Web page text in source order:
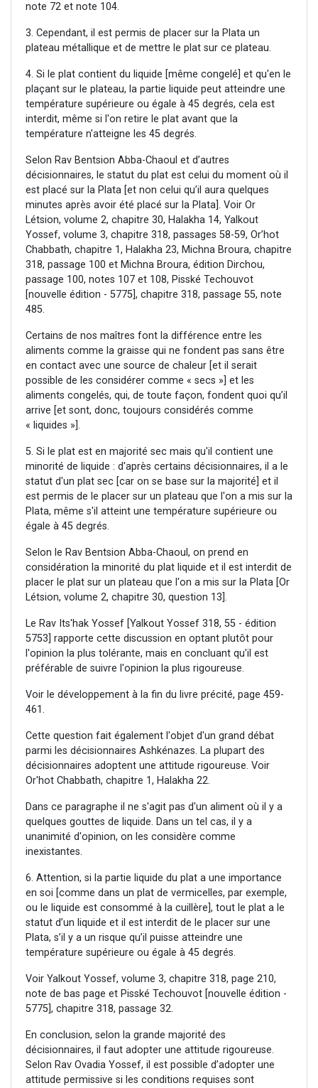
note 72 et note 104.
3. Cependant, il est permis de placer sur la Plata un
plateau métallique et de mettre le plat sur ce plateau.
4. Si le plat contient du liquide [même congelé] et qu'en le
plaçant sur le plateau, la partie liquide peut atteindre une
température supérieure ou égale à 45 degrés, cela est
interdit, même si l'on retire le plat avant que la
température n'atteigne les 45 degrés.
Selon Rav Bentsion Abba-Chaoul et d’autres
décisionnaires, le statut du plat est celui du moment où il
est placé sur la Plata [et non celui qu’il aura quelques
minutes après avoir été placé sur la Plata]. Voir Or
Létsion, volume 2, chapitre 30, Halakha 14, Yalkout
Yossef, volume 3, chapitre 318, passages 58-59, Or’hot
Chabbath, chapitre 1, Halakha 23, Michna Broura, chapitre
318, passage 100 et Michna Broura, édition Dirchou,
passage 100, notes 107 et 108, Pisské Techouvot
[nouvelle édition - 5775], chapitre 318, passage 55, note
485.
Certains de nos maîtres font la différence entre les
aliments comme la graisse qui ne fondent pas sans être
en contact avec une source de chaleur [et il serait
possible de les considérer comme « secs »] et les
aliments congelés, qui, de toute façon, fondent quoi qu’il
arrive [et sont, donc, toujours considérés comme
« liquides »].
5. Si le plat est en majorité sec mais qu'il contient une
minorité de liquide : d'après certains décisionnaires, il a le
statut d'un plat sec [car on se base sur la majorité] et il
est permis de le placer sur un plateau que l'on a mis sur la
Plata, même s'il atteint une température supérieure ou
égale à 45 degrés.
Selon le Rav Bentsion Abba-Chaoul, on prend en
considération la minorité du plat liquide et il est interdit de
placer le plat sur un plateau que l'on a mis sur la Plata [Or
Létsion, volume 2, chapitre 30, question 13].
Le Rav Its'hak Yossef [Yalkout Yossef 318, 55 - édition
5753] rapporte cette discussion en optant plutôt pour
l'opinion la plus tolérante, mais en concluant qu'il est
préférable de suivre l'opinion la plus rigoureuse.
Voir le développement à la fin du livre précité, page 459-
461.
Cette question fait également l'objet d'un grand débat
parmi les décisionnaires Ashkénazes. La plupart des
décisionnaires adoptent une attitude rigoureuse. Voir
Or'hot Chabbath, chapitre 1, Halakha 22.
Dans ce paragraphe il ne s'agit pas d'un aliment où il y a
quelques gouttes de liquide. Dans un tel cas, il y a
unanimité d'opinion, on les considère comme
inexistantes.
6. Attention, si la partie liquide du plat a une importance
en soi [comme dans un plat de vermicelles, par exemple,
ou le liquide est consommé à la cuillère], tout le plat a le
statut d’un liquide et il est interdit de le placer sur une
Plata, s’il y a un risque qu’il puisse atteindre une
température supérieure ou égale à 45 degrés.
Voir Yalkout Yossef, volume 3, chapitre 318, page 210,
note de bas page et Pisské Techouvot [nouvelle édition -
5775], chapitre 318, passage 32.
En conclusion, selon la grande majorité des
décisionnaires, il faut adopter une attitude rigoureuse.
Selon Rav Ovadia Yossef, il est possible d’adopter une
attitude permissive si les conditions requises sont